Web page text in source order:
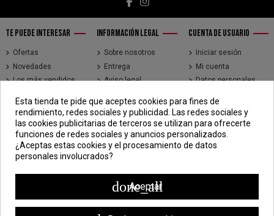
TE PUEDE INTERESAR
Ofertas
Novedades
Los más vendidos
INFORMACIÓN LEGAL
Sobre nosotros
Entrega
Aviso legal
condiciones de uso
Pago seguro
CUENTA DE USUARIO
Iniciar sesión
Mi cuenta
Datos personales
Direcciones
Seguimiento de
pedidos de clientes
invitados
CONTÁCTENOS
CDV - Componentes Diesel Vidal
998 304 695 | 988 338 835
Esta tienda te pide que aceptes cookies para fines de
rendimiento, redes sociales y publicidad. Las redes sociales y
las cookies publicitarias de terceros se utilizan para ofrecerte
funciones de redes sociales y anuncios personalizados.
¿Aceptas estas cookies y el procesamiento de datos
personales involucrados?
done_all
Aceptar